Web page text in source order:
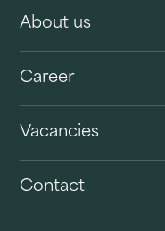
About us
Career
Vacancies
Contact